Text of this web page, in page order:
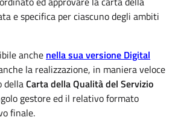
e specifica per ciascuno degli ambiti
anche nella sua versione Digital
la realizzazione, in maniera veloce
dellaCarta della Qualità del Servizio
gestore ed il relativo formato
finale.